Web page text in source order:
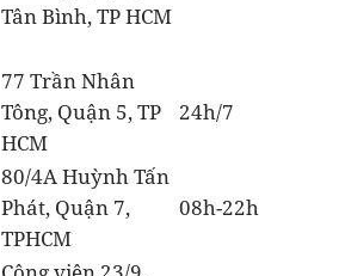
Tân Bình, TP HCM
77 Trần Nhân
Tông, Quận 5, TP
HCM
24h/7
80/4A Huỳnh Tấn
Phát, Quận 7,
TPHCM
08h-22h